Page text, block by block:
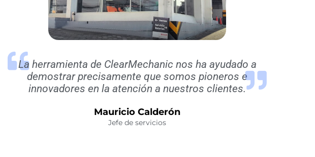
La herramienta de ClearMechanic nos ha ayudado a
demostrar precisamente que somos pioneros e
innovadores en la atención a nuestros clientes.
Mauricio Calderón
Jefe de servicios